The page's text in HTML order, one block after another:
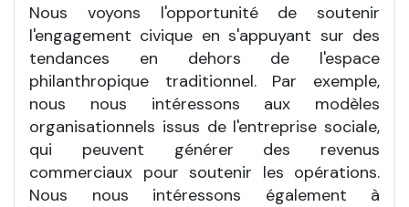
Nous voyons l'opportunité de soutenir
l'engagement civique en s'appuyant sur des
tendances en dehors de l'espace
philanthropique traditionnel. Par exemple,
nous nous intéressons aux modèles
organisationnels issus de l'entreprise sociale,
qui peuvent générer des revenus
commerciaux pour soutenir les opérations.
Nous nous intéressons également à